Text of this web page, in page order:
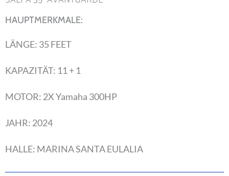
HAUPTMERKMALE:
LÄNGE: 35 FEET
KAPAZITÄT: 11 + 1
MOTOR: 2X Yamaha 300HP
JAHR: 2024
HALLE: MARINA SANTA EULALIA